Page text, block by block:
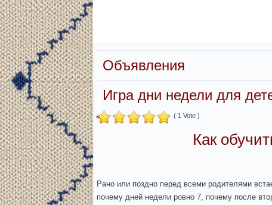
Объявления
Игра дни недели для
( 1 Vote )
Как
Рано или поздно перед всеми родителями
почему дней недели ровно 7, почему после